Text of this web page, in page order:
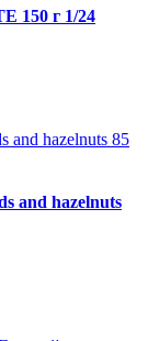
150 г 1/24
and hazelnuts